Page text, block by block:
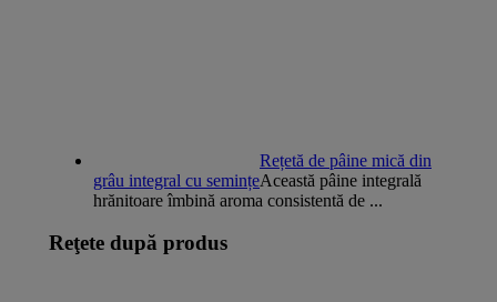
Rețetă de pâine mică din
grâu integral cu semințeAceastă pâine integrală
hrănitoare îmbină aroma consistentă de ...
Reţete după produs